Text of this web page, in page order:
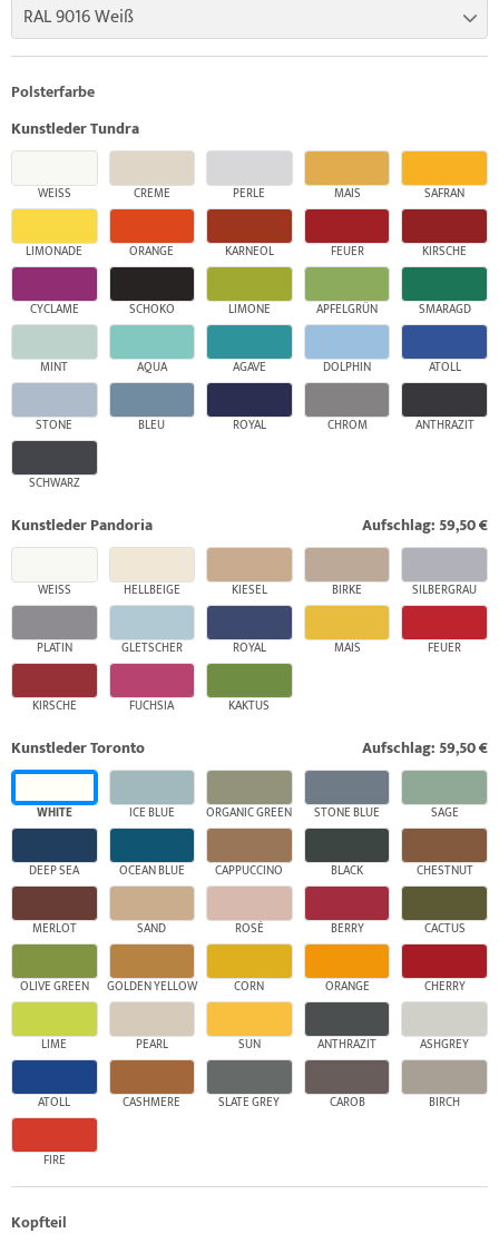
RAL 9016 Weiß
Polsterfarbe
Kunstleder Tundra
WEISS CREME PERLE MAIS SAFRAN
LIMONADE ORANGE KARNEOL FEUER KIRSCHE
CYCLAME SCHOKO LIMONE APFELGRÜN SMARAGD
MINT AQUA AGAVE DOLPHIN ATOLL
STONE BLEU ROYAL CHROM ANTHRAZIT
SCHWARZ
Kunstleder Pandoria Aufschlag: 59,50 €
WEISS HELLBEIGE KIESEL BIRKE SILBERGRAU
PLATIN GLETSCHER ROYAL MAIS FEUER
KIRSCHE FUCHSIA KAKTUS
Kunstleder Toronto Aufschlag: 59,50 €
WHITE ICE BLUE ORGANIC GREEN STONE BLUE SAGE
DEEP SEA OCEAN BLUE CAPPUCCINO BLACK CHESTNUT
MERLOT SAND ROSÉ BERRY CACTUS
OLIVE GREEN GOLDEN YELLOW CORN ORANGE CHERRY
LIME PEARL SUN ANTHRAZIT ASHGREY
ATOLL CASHMERE SLATE GREY CAROB BIRCH
FIRE
Kopfteil